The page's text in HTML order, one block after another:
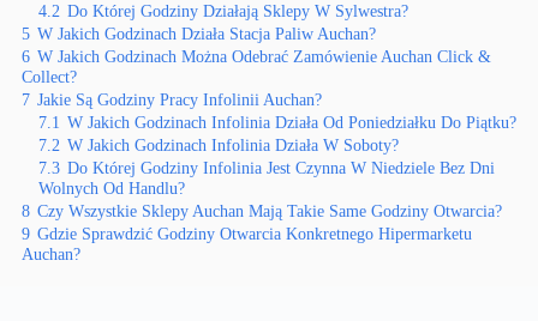
4.2 Do Której Godziny Działają Sklepy W Sylwestra?
5 W Jakich Godzinach Działa Stacja Paliw Auchan?
6 W Jakich Godzinach Można Odebrać Zamówienie Auchan Click &
Collect?
7 Jakie Są Godziny Pracy Infolinii Auchan?
7.1 W Jakich Godzinach Infolinia Działa Od Poniedziałku Do Piątku?
7.2 W Jakich Godzinach Infolinia Działa W Soboty?
7.3 Do Której Godziny Infolinia Jest Czynna W Niedziele Bez Dni
Wolnych Od Handlu?
8 Czy Wszystkie Sklepy Auchan Mają Takie Same Godziny Otwarcia?
9 Gdzie Sprawdzić Godziny Otwarcia Konkretnego Hipermarketu
Auchan?